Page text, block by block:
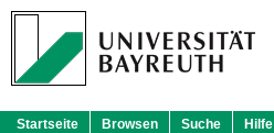
Startseite Browsen Suche Hilfe